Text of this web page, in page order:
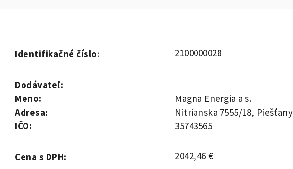
Identifikačné číslo: 2100000028
Dodávateľ:
Meno:
Magna Energia a.s.
Adresa:
Nitrianska 7555/18, Piešťany
IČO:
35743565
Cena s DPH: 2042,46 €